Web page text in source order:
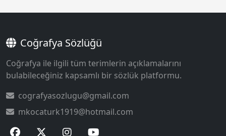
Coğrafya Sözlüğü
Coğrafya ile ilgili tüm terimlerin açıklamalarını
bulabileceğiniz kapsamlı bir sözlük platformu.
cografyasozlugu@gmail.com
mkocaturk1919@hotmail.com